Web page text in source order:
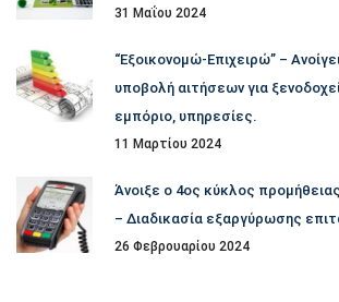
31 Μαΐου 2024
“Εξοικονομώ-Επιχειρώ” –
υποβολή αιτήσεων για
εμπόριο, υπηρεσίες.
11 Μαρτίου 2024
Άνοιξε ο 4ος κύκλος
– Διαδικασία εξαργύρωσης
26 Φεβρουαρίου 2024